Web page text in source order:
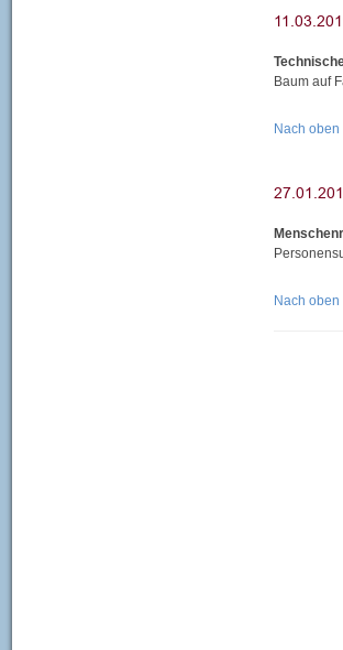
Baum auf
Nach oben
Nach oben